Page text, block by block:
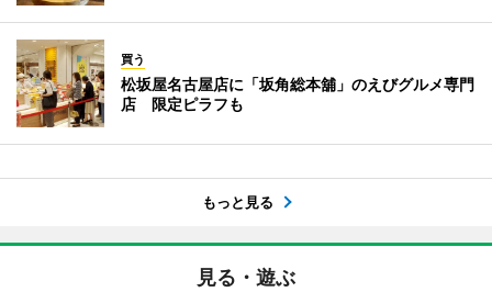
買う
松坂屋名古屋店に「坂角総本舖」のえびグルメ専門
店 限定ピラフも
もっと見る
見る・遊ぶ